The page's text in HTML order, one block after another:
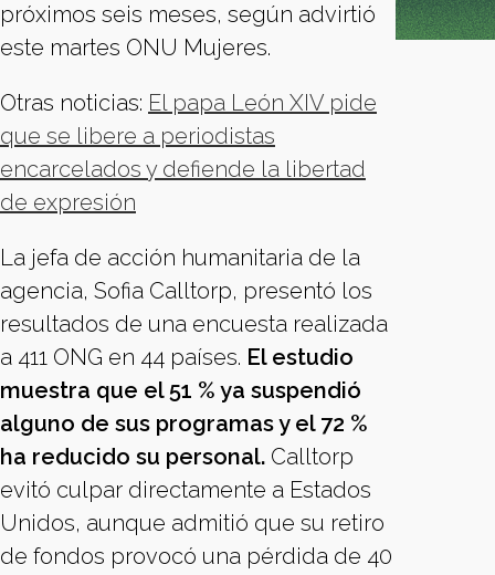
próximos seis meses, según advirtió
este martes ONU Mujeres.
Otras noticias: El papa León XIV pide
que se libere a periodistas
encarcelados y defiende la libertad
de expresión
La jefa de acción humanitaria de la
agencia, Sofia Calltorp, presentó los
resultados de una encuesta realizada
a 411 ONG en 44 países. El estudio
muestra que el 51 % ya suspendió
alguno de sus programas y el 72 %
ha reducido su personal. Calltorp
evitó culpar directamente a Estados
Unidos, aunque admitió que su retiro
de fondos provocó una pérdida de 40